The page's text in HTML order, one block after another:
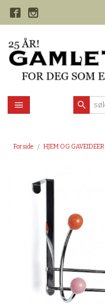
Forside HJEM OG GAVEIDEER